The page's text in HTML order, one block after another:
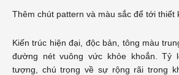
Thêm chút pattern và màu sắc để tới thiết
Kiến trúc hiện đại, độc bản, tông màu
đường nét vuông vức khỏe khoắn. Tỷ
tượng, chú trọng về sự rộng rãi trong